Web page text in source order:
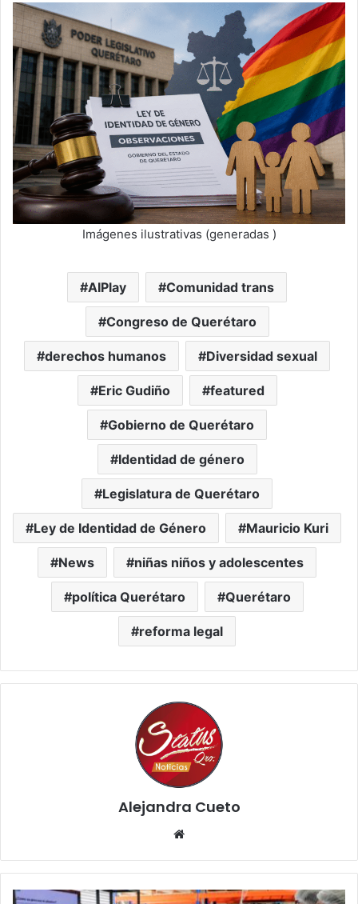
Imágenes ilustrativas (generadas )
AIPlay Comunidad trans
Congreso de Querétaro
derechos humanos Diversidad sexual
Eric Gudiño featured
Gobierno de Querétaro
Identidad de género
Legislatura de Querétaro
Ley de Identidad de Género Mauricio Kuri
News niñas niños y adolescentes
política Querétaro Querétaro
reforma legal
Alejandra Cueto
UTC